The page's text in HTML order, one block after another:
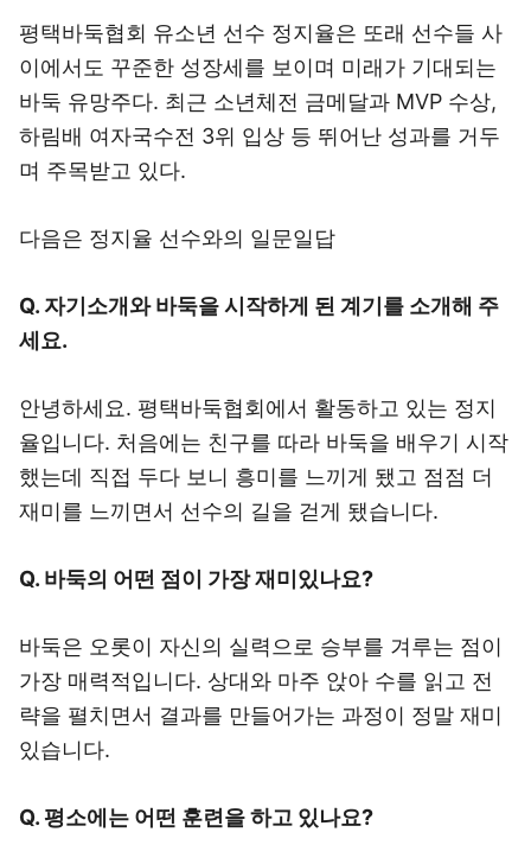
평택바둑협회 유소년 선수 정지율은 또래 선수들 사
이에서도 꾸준한 성장세를 보이며 미래가 기대되는
바둑 유망주다. 최근 소년체전 금메달과 MVP 수상,
하림배 여자국수전 3위 입상 등 뛰어난 성과를 거두
며 주목받고 있다.
다음은 정지율 선수와의 일문일답
Q. 자기소개와 바둑을 시작하게 된 계기를 소개해 주
세요.
안녕하세요. 평택바둑협회에서 활동하고 있는 정지
율입니다. 처음에는 친구를 따라 바둑을 배우기 시작
했는데 직접 두다 보니 흥미를 느끼게 됐고 점점 더
재미를 느끼면서 선수의 길을 걷게 됐습니다.
Q. 바둑의 어떤 점이 가장 재미있나요?
바둑은 오롯이 자신의 실력으로 승부를 겨루는 점이
가장 매력적입니다. 상대와 마주 앉아 수를 읽고 전
략을 펼치면서 결과를 만들어가는 과정이 정말 재미
있습니다.
Q. 평소에는 어떤 훈련을 하고 있나요?